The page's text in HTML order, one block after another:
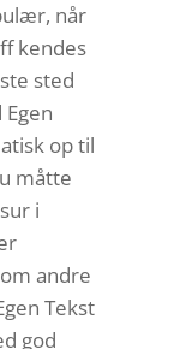
når
kendes
sted
op til
måtte
i
andre
Tekst
god